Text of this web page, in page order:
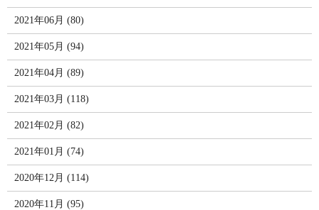
2021年06月 (80)
2021年05月 (94)
2021年04月 (89)
2021年03月 (118)
2021年02月 (82)
2021年01月 (74)
2020年12月 (114)
2020年11月 (95)